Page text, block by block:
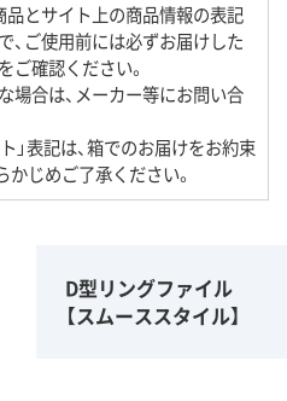
品とサイト上の商品情報の表記
、ご使用前には必ずお届けした
ご確認ください。
場合は、メーカー等にお問い合
」表記は、箱でのお届けをお約束
じめご了承ください。
D型リングファイル
【スムーススタイル】